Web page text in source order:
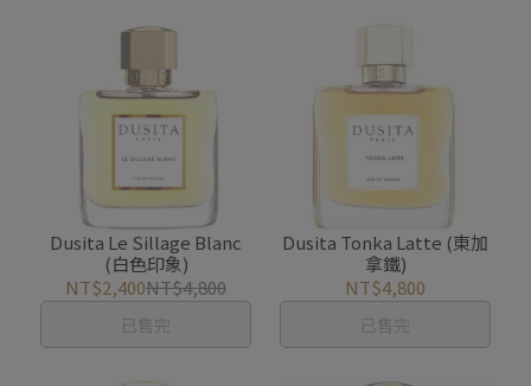
Dusita Le Sillage Blanc
(白色印象)
NT$2,400NT$4,800
已售完
Dusita Tonka Latte (東加
拿鐵)
NT$4,800
已售完